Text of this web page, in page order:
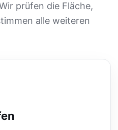
prüfen die Fläche,
alle weiteren